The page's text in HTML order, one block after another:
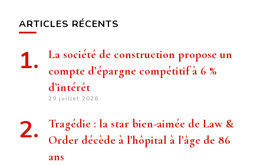
ARTICLES RÉCENTS
La société de construction propose un
compte d’épargne compétitif à 6 %
d’intérêt
29 juillet 2026
Tragédie : la star bien-aimée de Law &
Order décède à l’hôpital à l’âge de 86
ans